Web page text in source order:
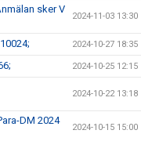
sker V
2024-11-03 13:30
2024-10-27 18:35
2024-10-25 12:15
2024-10-22 13:18
DM 2024
2024-10-15 15:00